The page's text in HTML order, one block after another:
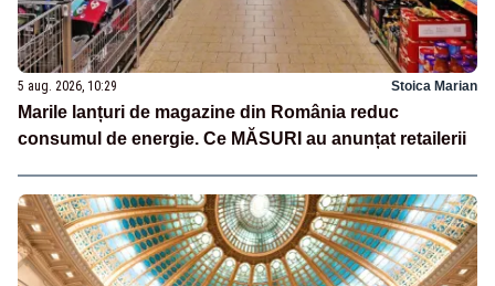
5 aug. 2026, 10:29 Stoica Marian
Marile lanțuri de magazine din România reduc
consumul de energie. Ce MĂSURI au anunțat retailerii